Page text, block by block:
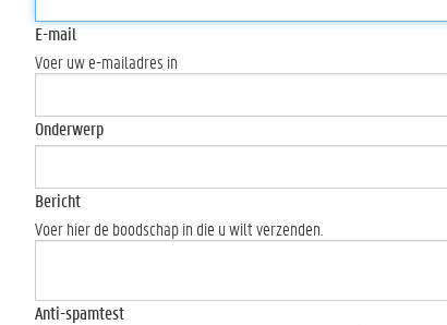
E-mail
Voer uw e-mailadres in
Onderwerp
Bericht
Voer hier de boodschap in die u wilt verzenden.
Anti-spamtest